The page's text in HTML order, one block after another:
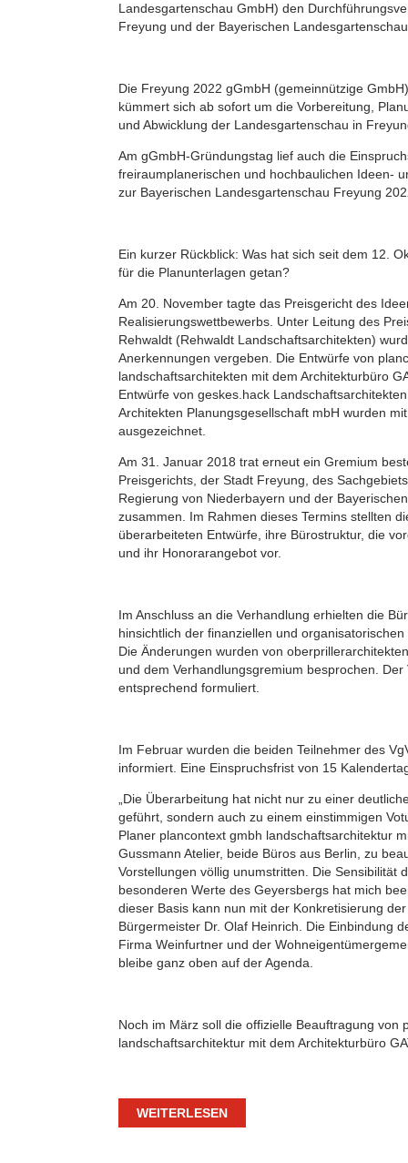
Landesgartenschau GmbH) den
Freyung und der Bayerischen
Die Freyung 2022 gGmbH (gemeinnützige
kümmert sich ab sofort um die Vorbereitung,
und Abwicklung der Landesgartenschau in
Am gGmbH-Gründungstag lief auch die
freiraumplanerischen und hochbaulichen Ideen-
zur Bayerischen Landesgartenschau Freyung
Ein kurzer Rückblick: Was hat sich seit dem 12.
für die Planunterlagen getan?
Am 20. November tagte das Preisgericht des
Realisierungswettbewerbs. Unter Leitung des
Rehwaldt (Rehwaldt Landschaftsarchitekten)
Anerkennungen vergeben. Die Entwürfe von
landschaftsarchitekten mit dem Architekturbüro
Entwürfe von geskes.hack
Architekten Planungsgesellschaft mbH wurden
ausgezeichnet.
Am 31. Januar 2018 trat erneut ein Gremium
Preisgerichts, der Stadt Freyung, des
Regierung von Niederbayern und der
zusammen. Im Rahmen dieses Termins stellten
überarbeiteten Entwürfe, ihre Bürostruktur, die
und ihr Honorarangebot vor.
Im Anschluss an die Verhandlung erhielten die
hinsichtlich der finanziellen und
Die Änderungen wurden von
und dem Verhandlungsgremium besprochen.
entsprechend formuliert.
Im Februar wurden die beiden Teilnehmer des
informiert. Eine Einspruchsfrist von 15
„Die Überarbeitung hat nicht nur zu einer
geführt, sondern auch zu einem einstimmigen
Planer plancontext gmbh landschaftsarchitektur
Gussmann Atelier, beide Büros aus Berlin, zu
Vorstellungen völlig unumstritten. Die Sensibilität
besonderen Werte des Geyersbergs hat mich
dieser Basis kann nun mit der Konkretisierung
Bürgermeister Dr. Olaf Heinrich. Die Einbindung
Firma Weinfurtner und der
bleibe ganz oben auf der Agenda.
Noch im März soll die offizielle Beauftragung von
landschaftsarchitektur mit dem Architekturbüro
WEITERLESEN